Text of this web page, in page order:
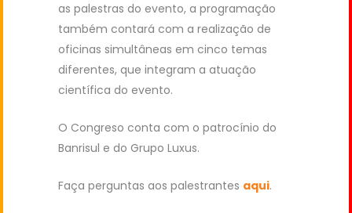
as palestras do evento, a programação
também contará com a realização de
oficinas simultâneas em cinco temas
diferentes, que integram a atuação
científica do evento.
O Congreso conta com o patrocínio do
Banrisul e do Grupo Luxus.
Faça perguntas aos palestrantes aqui.